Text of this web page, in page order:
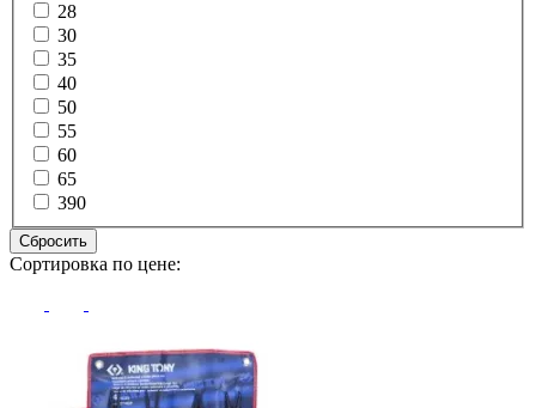
28
30
35
40
50
55
60
65
390
Сбросить
Сортировка по цене: